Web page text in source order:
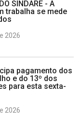
SINDARE - A
trabalha se mede
2026
pagamento dos
e do 13º dos
para esta sexta-
2026